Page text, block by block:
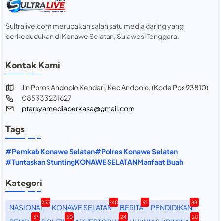
Sultralive.com merupakan salah satu media daring yang
berkedudukan di Konawe Selatan, Sulawesi Tenggara.
Kontak Kami
Jln Poros Andoolo Kendari, Kec Andoolo, (Kode Pos 93810)
085333231627
ptarsyamediaperkasa@gmail.com
Tags
#Pemkab Konawe Selatan#Polres Konawe Selatan
#Tuntaskan StuntingKONAWE SELATANManfaat Buah
Kategori
NASIONAL
253
KONAWE SELATAN
240
BERITA
91
PENDIDIKAN
88
57 50 24 20